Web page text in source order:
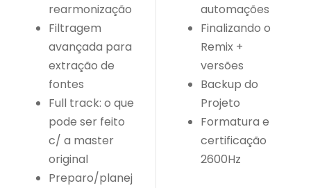
rearmonização
Filtragem
avançada para
extração de
fontes
Full track: o que
pode ser feito
c/ a master
original
Preparo/planej
automações
Finalizando o
Remix +
versões
Backup do
Projeto
Formatura e
certificação
2600Hz